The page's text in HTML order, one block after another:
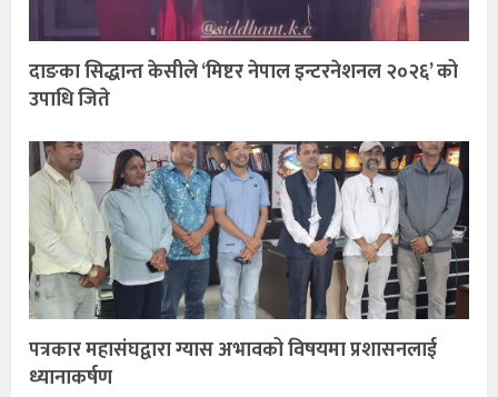
दाङका सिद्धान्त केसीले ‘मिष्टर नेपाल इन्टरनेशनल २०२६’ को
उपाधि जिते
पत्रकार महासंघद्वारा ग्यास अभावको विषयमा प्रशासनलाई
ध्यानाकर्षण